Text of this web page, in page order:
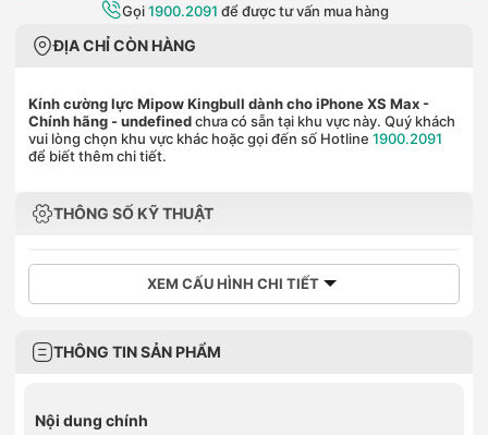
Gọi1900.2091 để được tư vấn mua hàng
ĐỊA CHỈ CÒN HÀNG
Kính cường lực Mipow Kingbull dành cho iPhone XS Max -
Chính hãng - undefinedchưa có sẵn tại khu vực này. Quý khách
vui lòng chọn khu vực khác hoặc gọi đến số Hotline 1900.2091
để biết thêm chi tiết.
THÔNG SỐ KỸ THUẬT
XEM CẤU HÌNH CHI TIẾT
THÔNG TIN SẢN PHẨM
Nội dung chính